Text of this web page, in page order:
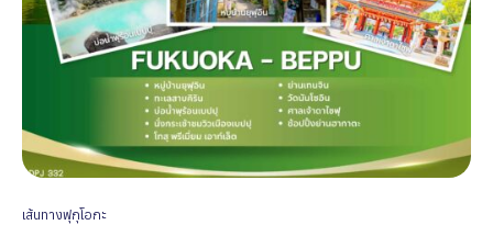
เส้นทางฟุกุโอกะ